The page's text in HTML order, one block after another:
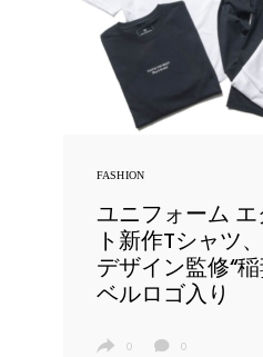
FASHION
ユニフォーム
ト新作Tシャツ
デザイン監修“
ベルロゴ入り
0 0